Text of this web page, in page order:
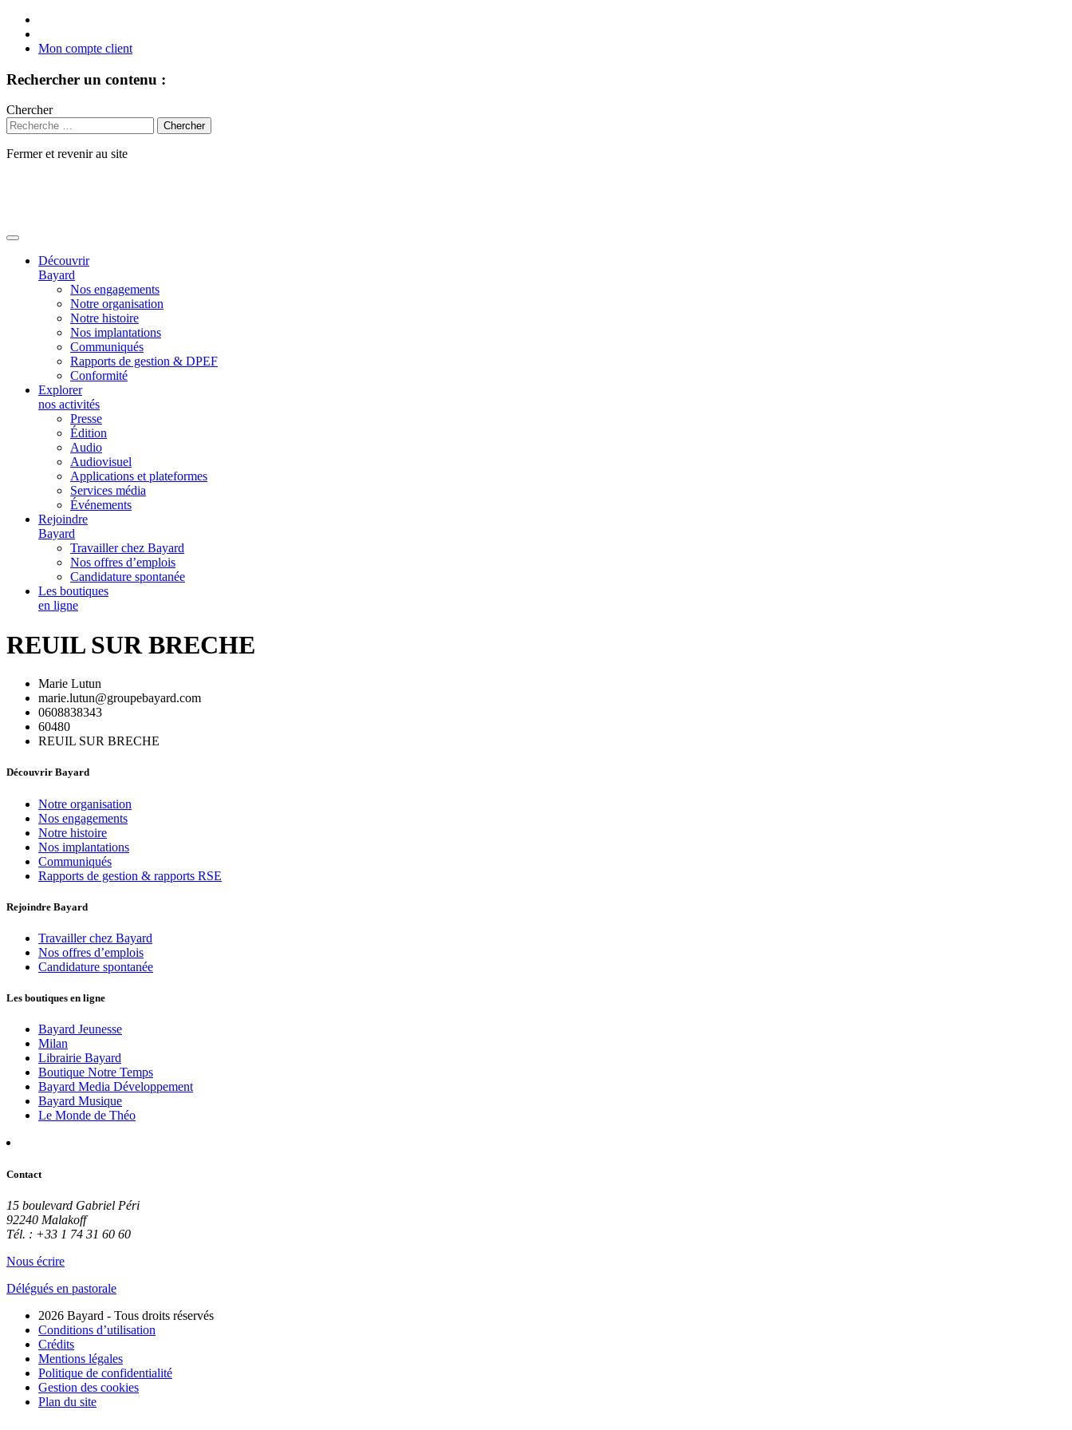
Mon compte client
Rechercher un contenu :
Chercher
Fermer et revenir au site
Découvrir
Bayard
Nos engagements
Notre organisation
Notre histoire
Nos implantations
Communiqués
Rapports de gestion & DPEF
Conformité
Explorer
nos activités
Presse
Édition
Audio
Audiovisuel
Applications et plateformes
Services média
Événements
Rejoindre
Bayard
Travailler chez Bayard
Nos offres d’emplois
Candidature spontanée
Les boutiques
en ligne
REUIL SUR BRECHE
Marie Lutun
marie.lutun@groupebayard.com
0608838343
60480
REUIL SUR BRECHE
Découvrir Bayard
Notre organisation
Nos engagements
Notre histoire
Nos implantations
Communiqués
Rapports de gestion & rapports RSE
Rejoindre Bayard
Travailler chez Bayard
Nos offres d’emplois
Candidature spontanée
Les boutiques en ligne
Bayard Jeunesse
Milan
Librairie Bayard
Boutique Notre Temps
Bayard Media Développement
Bayard Musique
Le Monde de Théo
Contact
15 boulevard Gabriel Péri
92240 Malakoff
Tél. : +33 1 74 31 60 60
Nous écrire
Délégués en pastorale
2026 Bayard - Tous droits réservés
Conditions d’utilisation
Crédits
Mentions légales
Politique de confidentialité
Gestion des cookies
Plan du site